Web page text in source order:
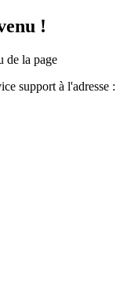
!
de la page
support à l'adresse :